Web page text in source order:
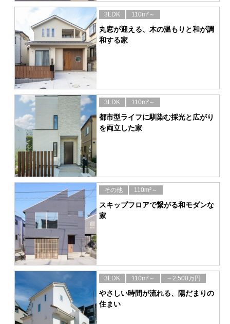
3LDK 110m²～
丸窓が迎える、木の温もりと和が調
和する家
3LDK 110m²～
都市型ライフに馴染む採光と広がり
を両立した家
その他 110m²～
スキップフロアで繋がる和モダンな
家
3LDK 110m²～ ～2,500万円
やさしい時間が流れる、陽だまりの
住まい